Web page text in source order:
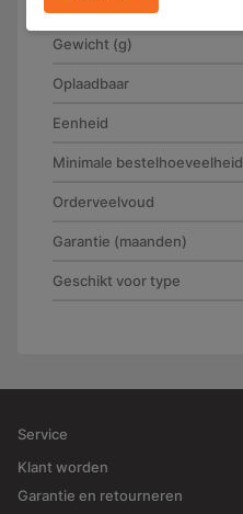
Gewicht (g)
Oplaadbaar
Eenheid
Minimale bestelhoeveelheid
Orderveelvoud
Garantie (maanden)
Geschikt voor type
Service
Klant worden
Garantie en retourneren